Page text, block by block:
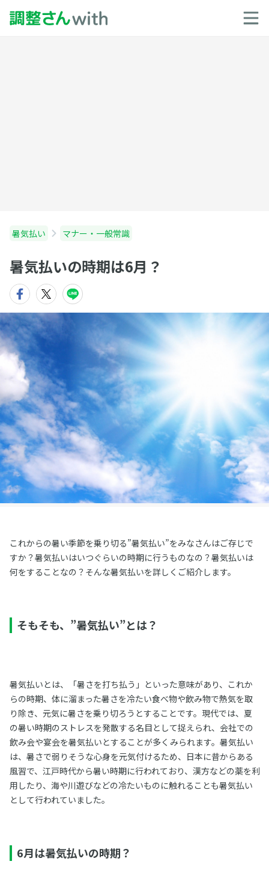
暑気払い マナー・一般常識
暑気払いの時期は6月？
これからの暑い季節を乗り切る”暑気払い”をみなさんはご存じで
すか？暑気払いはいつぐらいの時期に行うものなの？暑気払いは
何をすることなの？そんな暑気払いを詳しくご紹介します。
そもそも、”暑気払い”とは？
暑気払いとは、「暑さを打ち払う」といった意味があり、これか
らの時期、体に溜まった暑さを冷たい食べ物や飲み物で熱気を取
り除き、元気に暑さを乗り切ろうとすることです。現代では、夏
の暑い時期のストレスを発散する名目として捉えられ、会社での
飲み会や宴会を暑気払いとすることが多くみられます。暑気払い
は、暑さで弱りそうな心身を元気付けるため、日本に昔からある
風習で、江戸時代から暑い時期に行われており、漢方などの薬を利
用したり、海や川遊びなどの冷たいものに触れることも暑気払い
として行われていました。
6月は暑気払いの時期？